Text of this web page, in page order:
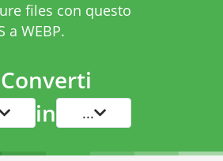
files con questo
a WEBP.
Converti
in ...